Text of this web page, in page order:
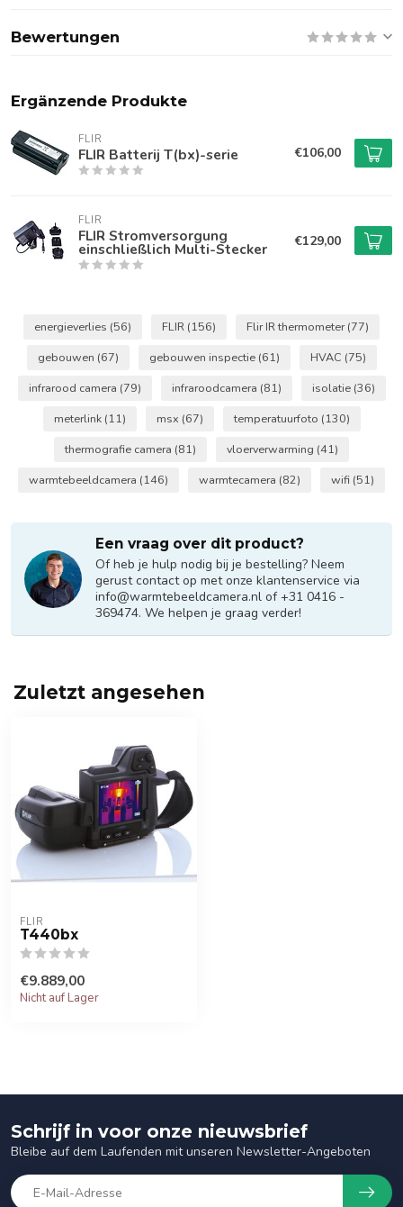
Bewertungen
Ergänzende Produkte
FLIR
FLIR Batterij T(bx)-serie €106,00
FLIR
FLIR Stromversorgung
einschließlich Multi-Stecker €129,00
energieverlies (56) FLIR (156) Flir IR thermometer(77)
gebouwen (67) gebouwen inspectie (61) HVAC (75)
infrarood camera (79) infraroodcamera (81) isolatie (36)
meterlink (11) msx (67) temperatuurfoto (130)
thermografie camera (81) vloerverwarming (41)
warmtebeeldcamera (146) warmtecamera (82) wifi (51)
Een vraag over dit product?
Of heb je hulp nodig bij je bestelling? Neem
gerust contact op met onze klantenservice via
info@warmtebeeldcamera.nl of +31 0416 -
369474. We helpen je graag verder!
Zuletzt angesehen
FLIR
T440bx
€9.889,00
Nicht auf Lager
Schrijf in voor onze nieuwsbrief
Bleibe auf dem Laufenden mit unseren Newsletter-Angeboten